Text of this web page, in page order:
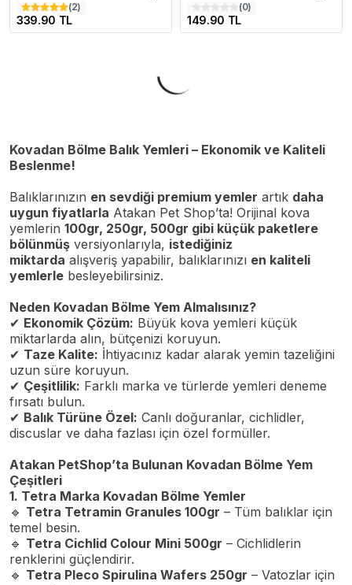
(2)
339.90 TL
(0)
149.90 TL
Kovadan Bölme Balık Yemleri – Ekonomik ve Kaliteli
Beslenme!
Balıklarınızın en sevdiği premium yemler artık daha
uygun fiyatlarla Atakan Pet Shop’ta! Orijinal kova
yemlerin 100gr, 250gr, 500gr gibi küçük paketlere
bölünmüş versiyonlarıyla, istediğiniz
miktarda alışveriş yapabilir, balıklarınızı en kaliteli
yemlerle besleyebilirsiniz.
Neden Kovadan Bölme Yem Almalısınız?
✔ Ekonomik Çözüm: Büyük kova yemleri küçük
miktarlarda alın, bütçenizi koruyun.
✔ Taze Kalite: İhtiyacınız kadar alarak yemin tazeliğini
uzun süre koruyun.
✔ Çeşitlilik: Farklı marka ve türlerde yemleri deneme
fırsatı bulun.
✔ Balık Türüne Özel: Canlı doğuranlar, cichlidler,
discuslar ve daha fazlası için özel formüller.
Atakan PetShop’ta Bulunan Kovadan Bölme Yem
Çeşitleri
1. Tetra Marka Kovadan Bölme Yemler
🔹 Tetra Tetramin Granules 100gr – Tüm balıklar için
temel besin.
🔹 Tetra Cichlid Colour Mini 500gr – Cichlidlerin
renklerini güçlendirir.
🔹 Tetra Pleco Spirulina Wafers 250gr – Vatozlar için